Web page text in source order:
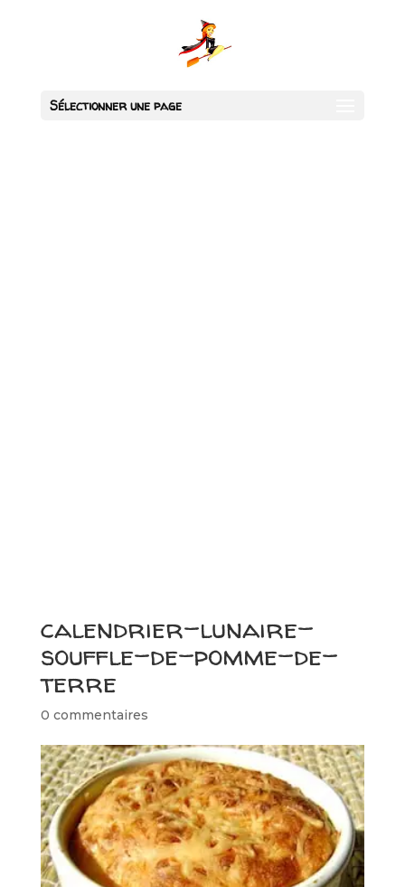
Sélectionner une page
calendrier-lunaire-
souffle-de-pomme-de-
terre
0 commentaires